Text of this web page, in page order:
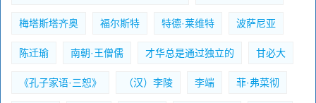
梅塔斯塔齐奥 福尔斯特 特德·莱维特 波萨尼亚
陈迁瑜 南朝·王僧儒 才华总是通过独立的 甘必大
《孔子家语·三恕》 （汉）李陵 李端 菲·弗菜彻